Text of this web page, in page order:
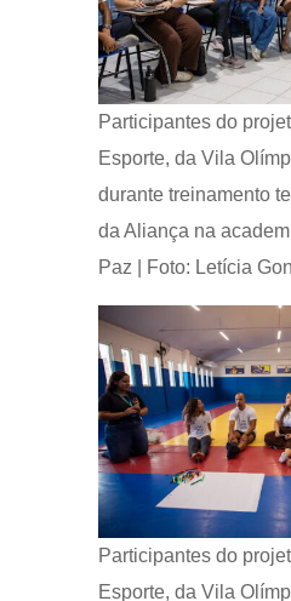
Participantes do
Esporte, da Vila
durante treinamento
da Aliança na
Paz | Foto: Letícia
Participantes do
Esporte, da Vila